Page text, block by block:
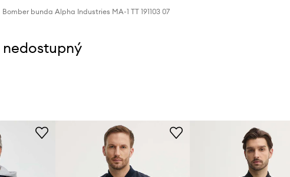
Bomber bunda Alpha Industries MA-1 TT 191103 07